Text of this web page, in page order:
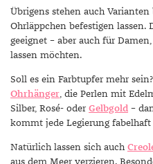
Übrigens stehen auch
Ohrläppchen befestigen lassen.
geeignet – aber auch für
lassen möchten.
Soll es ein Farbtupfer mehr
Ohrhänger, die Perlen mit
Silber, Rosé- oder Gelbgold –
kommt jede Legierung fabelhaft
Natürlich lassen sich auch
aus dem Meer verzieren.